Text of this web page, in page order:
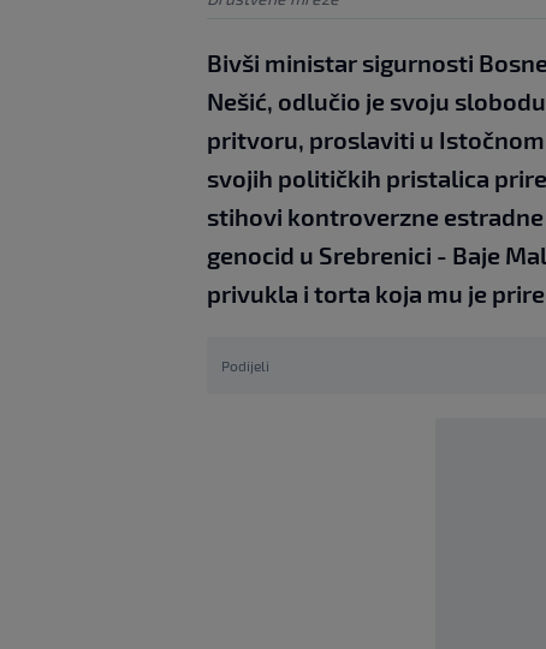
Bivši ministar sigurnosti
Nešić, odlučio je svoju
pritvoru, proslaviti u Istočnom
svojih političkih pristalica
stihovi kontroverzne
genocid u Srebrenici - Baje
privukla i torta koja mu je
Podijeli